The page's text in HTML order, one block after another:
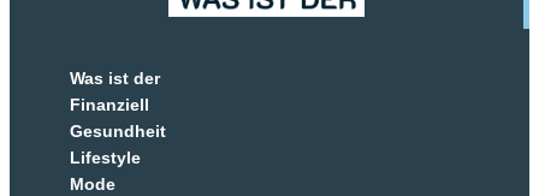
Was ist der
Finanziell
Gesundheit
Lifestyle
Mode